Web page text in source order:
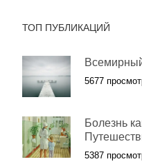
ТОП ПУБЛИКАЦИЙ
5677
Болезнь
5387